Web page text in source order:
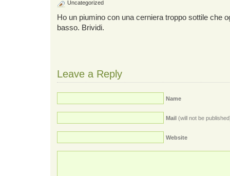
Uncategorized
Ho un piumino con una cerniera troppo sottile che
basso. Brividi.
Leave a Reply
Name
Mail (will not be
Website